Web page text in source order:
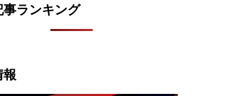
事ランキング
報